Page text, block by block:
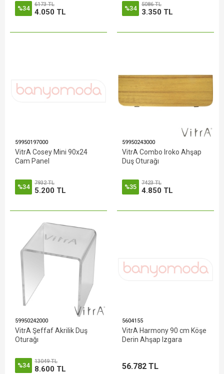
%34
6173 TL
4.050 TL %34
5086 TL
3.350 TL
59950197000
VitrA Cosey Mini 90x24
Cam Panel
%34
7932 TL
5.200 TL
59950243000
VitrA Combo Iroko Ahşap
Duş Oturağı
%35
7423 TL
4.850 TL
59950242000
VitrA Şeffaf Akrilik Duş
Oturağı
%34
13049 TL
8.600 TL
5604155
VitrA Harmony 90 cm Köşe
Derin Ahşap Izgara
56.782 TL